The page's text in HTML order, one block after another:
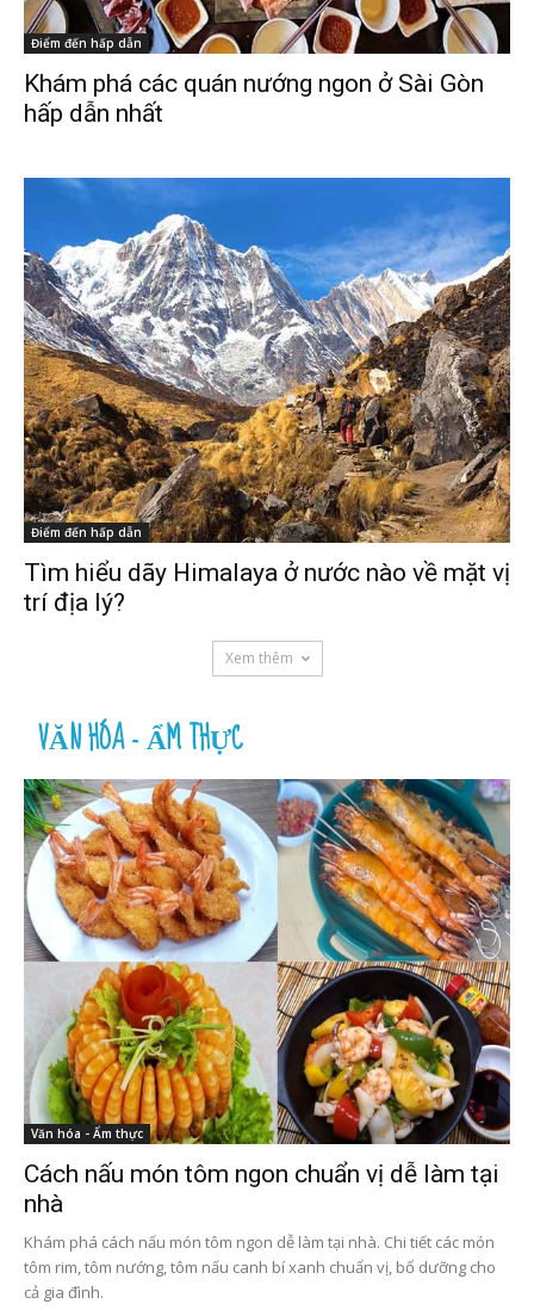
Điểm đến hấp dẫn
Khám phá các quán nướng ngon ở Sài Gòn
hấp dẫn nhất
Điểm đến hấp dẫn
Tìm hiểu dãy Himalaya ở nước nào về mặt vị
trí địa lý?
Xem thêm
VĂN HÓA - ẨM THỰC
Văn hóa - Ẩm thực
Cách nấu món tôm ngon chuẩn vị dễ làm tại
nhà
Khám phá cách nấu món tôm ngon dễ làm tại nhà. Chi tiết các món
tôm rim, tôm nướng, tôm nấu canh bí xanh chuẩn vị, bổ dưỡng cho
cả gia đình.